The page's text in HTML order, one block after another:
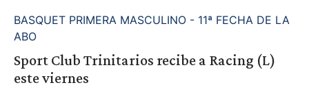
BASQUET PRIMERA MASCULINO - 11ª FECHA DE LA
ABO
Sport Club Trinitarios recibe a Racing (L)
este viernes